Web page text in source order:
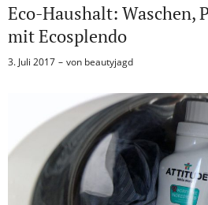
Eco-Haushalt: Waschen,
mit Ecosplendo
3. Juli 2017 von beautyjagd